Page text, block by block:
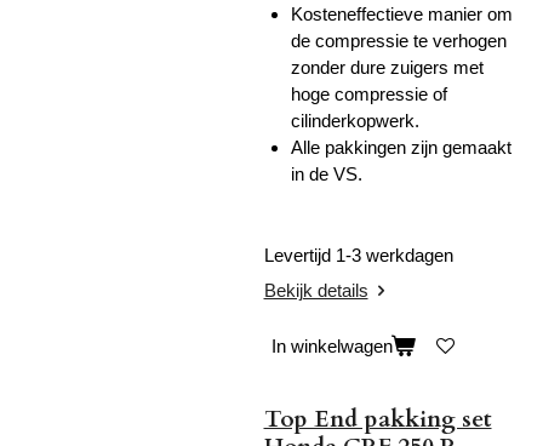
Kosteneffectieve manier om
de compressie te verhogen
zonder dure zuigers met
hoge compressie of
cilinderkopwerk.
Alle pakkingen zijn gemaakt
in de VS.
Levertijd 1-3 werkdagen
Bekijk details
In winkelwagen
Top End pakking set